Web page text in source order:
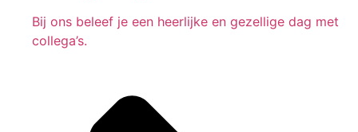
Bij ons beleef je een heerlijke en gezellige dag met
collega’s.